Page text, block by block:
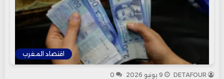
اقتصاد المغرب
DETAFOUR 9 يونيو 2026 0